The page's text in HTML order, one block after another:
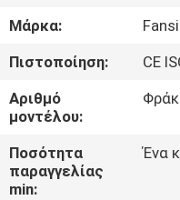
ΓΎΡΟΣ
ΕΡΓΟΣΤΑΣΊΩΝ
ΠΟΙΟΤΙΚΌΣ
ΈΛΕΓΧΟΣ
Μάρκα:
Fansi
Πιστοποίηση:
CE
Αριθμό
μοντέλου:
Ποσότητα
παραγγελίας
min:
Ένα